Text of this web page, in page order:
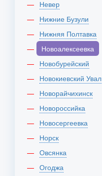
Невер
Нижние Бузули
Нижняя Полтавка
Новоалексеевка
Новобурейский
Новокиевский Увал
Новорайчихинск
Новороссийка
Новосергеевка
Норск
Овсянка
Огоджа